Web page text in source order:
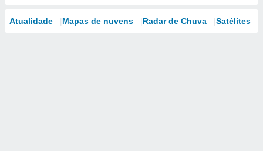
Atualidade Mapas de nuvens Radar de Chuva Satélites